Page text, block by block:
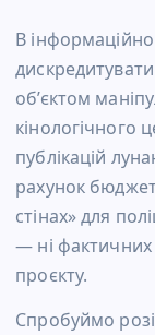
В
об’єктом
кінологічного
публікацій
рахунок
стінах» для
— ні фактичних
проєкту.
Спробуймо